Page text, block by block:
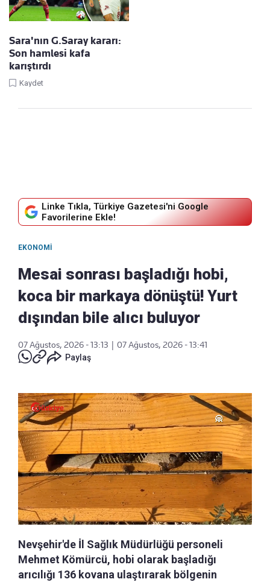
Sara'nın G.Saray kararı:
Son hamlesi kafa
karıştırdı
Kaydet
Linke Tıkla, Türkiye Gazetesi'ni Google
Favorilerine Ekle!
EKONOMI
Mesai sonrası başladığı hobi,
koca bir markaya dönüştü! Yurt
dışından bile alıcı buluyor
07 Ağustos, 2026 - 13:13
07 Ağustos, 2026 - 13:41
Paylaş
Nevşehir'de İl Sağlık Müdürlüğü personeli
Mehmet Kömürcü, hobi olarak başladığı
arıcılığı 136 kovana ulaştırarak bölgenin